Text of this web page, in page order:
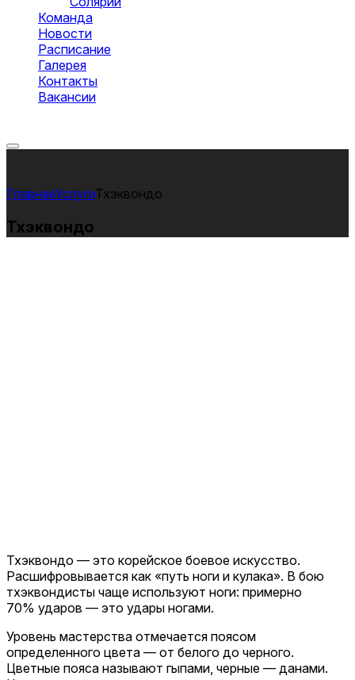
Команда
Новости
Расписание
Галерея
Контакты
Вакансии
УслугиТхэквондо
Тхэквондо
Тхэквондо — это корейское боевое искусство.
Расшифровывается как «путь ноги и кулака». В бою
тхэквондисты чаще используют ноги: примерно
70% ударов — это удары ногами.
Уровень мастерства отмечается поясом
определенного цвета — от белого до черного.
Цветные пояса называют гыпами, черные — данами.